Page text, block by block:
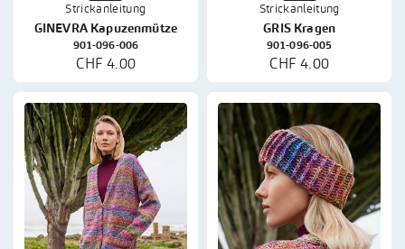
Strickanleitung
GINEVRA Kapuzenmütze
901-096-006
CHF 4.00
Strickanleitung
GRIS Kragen
901-096-005
CHF 4.00